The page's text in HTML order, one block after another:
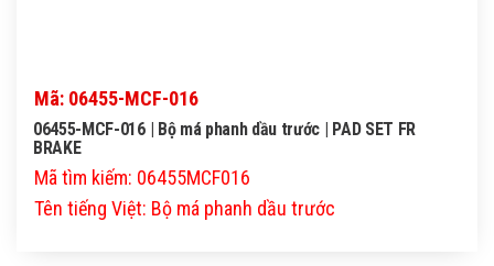
Mã: 06455-MCF-016
06455-MCF-016 | Bộ má phanh dầu trước | PAD SET FR
BRAKE
Mã tìm kiếm: 06455MCF016
Tên tiếng Việt: Bộ má phanh dầu trước